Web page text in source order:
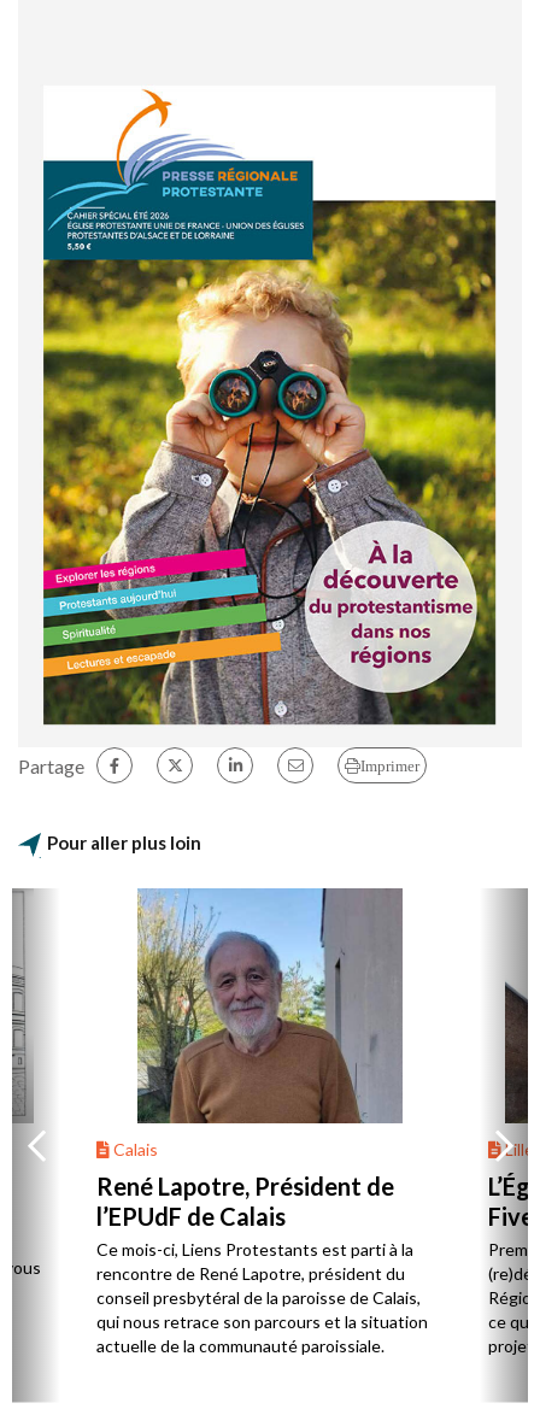
Partage Imprimer
Pour aller plus loin
vous
Calais
René Lapotre, Président de
l’EPUdF de Calais
Ce mois-ci, Liens Protestants est parti à la
rencontre de René Lapotre, président du
conseil presbytéral de la paroisse de Calais,
qui nous retrace son parcours et la situation
actuelle de la communauté paroissiale.
Lille
ce qui